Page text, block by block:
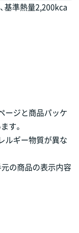
基準熱量2,200kca
ージと商品パッケ
す。
ルギー物質が異な
元の商品の表示内容